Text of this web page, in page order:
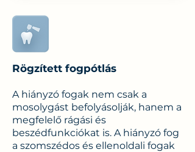
Rögzített fogpótlás
A hiányzó fogak nem csak a
mosolygást befolyásolják, hanem a
megfelelő rágási és
beszédfunkciókat is. A hiányzó fog
a szomszédos és ellenoldali fogak